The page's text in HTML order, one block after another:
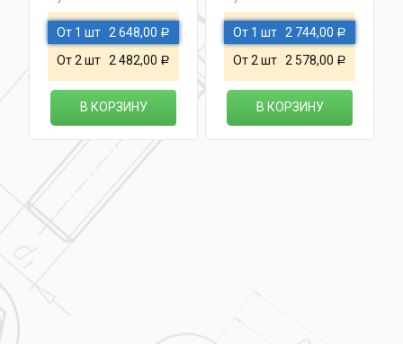
От 1 шт 2 648,00 Р
От 2 шт 2 482,00 Р
В КОРЗИНУ
От 1 шт 2 744,00 Р
От 2 шт 2 578,00 Р
В КОРЗИНУ